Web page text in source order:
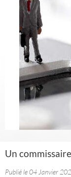
Un
Publié le 04 Janvier